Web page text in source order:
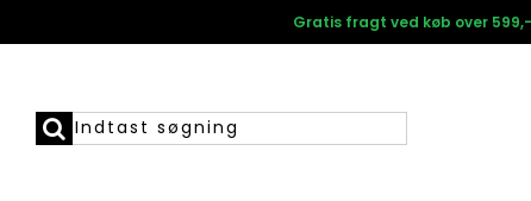
Gratis fragt ved køb over 599,-